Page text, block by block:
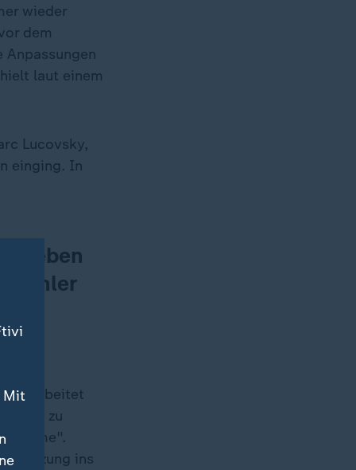
wieder
dem
laut einem
Lucovsky,
einging. In
Fehler
bearbeitet
zu
ins
Mit